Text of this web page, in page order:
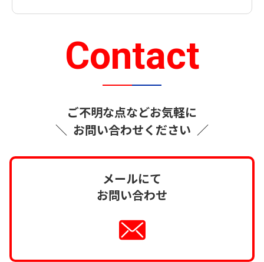
Contact
＼
ご不明な点などお気軽に
お問い合わせください ／
メールにて
お問い合わせ